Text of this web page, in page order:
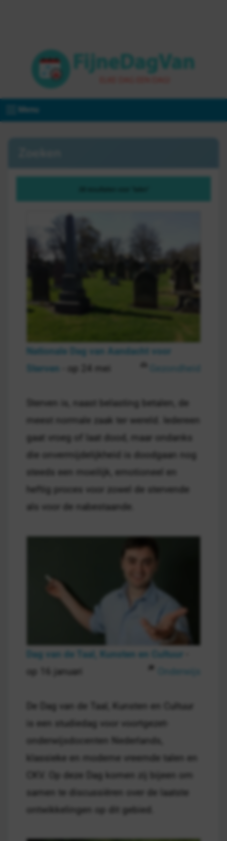
Menu
Nationale Dag van Aandacht voor
Sterven
- op 24 mei
Sterven is, naast belasting betalen, de
meest normale zaak ter wereld. Iedereen
gaat vroeg of laat dood, maar ondanks
die onvermijdelijkheid is doodgaan nog
steeds een moeilijk, emotioneel en
heftig proces voor zowel de stervende
als voor de nabestaande.
Dag van de Taal, Kunsten en Cultuur
op 16 januari
De Dag van de Taal, Kunsten en Cultuur
is een studiedag voor voortgezet-
onderwijsdocenten Nederlands,
klassieke en moderne vreemde talen en
CKV. Op deze Dag komen zij bijeen om
samen te discussiëren over de laatste
ontwikkelingen op dit gebied.